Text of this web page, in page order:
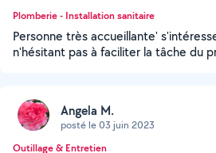
Plomberie - Installation sanitaire
Personne très accueillante'
n'hésitant pas à faciliter la tâche du
Angela M.
posté le 03 juin 2023
Outillage & Entretien